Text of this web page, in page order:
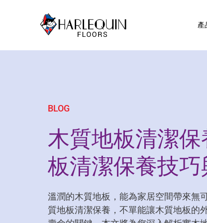
產
BLOG
木質地板清潔
板清潔保養技
溫潤的木質地板，能為家居空間帶來無
質地板清潔保養，不單能讓木質地板的